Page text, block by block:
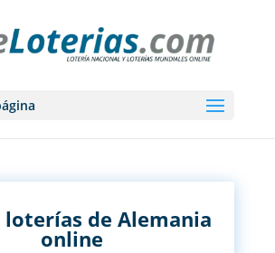
loterías de Alemania
online